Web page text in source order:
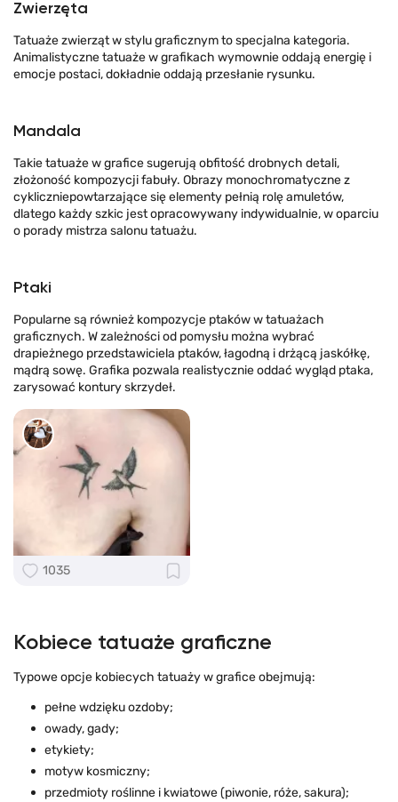
Zwierzęta
Tatuaże zwierząt w stylu graficznym to specjalna kategoria.
Animalistyczne tatuaże w grafikach wymownie oddają energię i
emocje postaci, dokładnie oddają przesłanie rysunku.
Mandala
Takie tatuaże w grafice sugerują obfitość drobnych detali,
złożoność kompozycji fabuły. Obrazy monochromatyczne z
cykliczniepowtarzające się elementy pełnią rolę amuletów,
dlatego każdy szkic jest opracowywany indywidualnie, w oparciu
o porady mistrza salonu tatuażu.
Ptaki
Popularne są również kompozycje ptaków w tatuażach
graficznych. W zależności od pomysłu można wybrać
drapieżnego przedstawiciela ptaków, łagodną i drżącą jaskółkę,
mądrą sowę. Grafika pozwala realistycznie oddać wygląd ptaka,
zarysować kontury skrzydeł.
1035
Kobiece tatuaże graficzne
Typowe opcje kobiecych tatuaży w grafice obejmują:
pełne wdzięku ozdoby;
owady, gady;
etykiety;
motyw kosmiczny;
przedmioty roślinne i kwiatowe (piwonie, róże, sakura);